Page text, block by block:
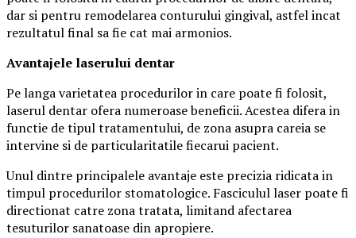
dar si pentru remodelarea conturului gingival, astfel incat
rezultatul final sa fie cat mai armonios.
Avantajele laserului dentar
Pe langa varietatea procedurilor in care poate fi folosit,
laserul dentar ofera numeroase beneficii. Acestea difera in
functie de tipul tratamentului, de zona asupra careia se
intervine si de particularitatile fiecarui pacient.
Unul dintre principalele avantaje este precizia ridicata in
timpul procedurilor stomatologice. Fasciculul laser poate fi
directionat catre zona tratata, limitand afectarea
tesuturilor sanatoase din apropiere.